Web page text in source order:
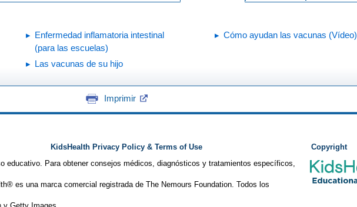
Enfermedad inflamatoria intestinal
(para las escuelas)
Las vacunas de su hijo
Cómo ayudan las vacunas (Vídeo)
Imprimir
KidsHealth Privacy Policy & Terms of Use
Copyright
educativo. Para obtener consejos médicos, diagnósticos y tratamientos específicos,
es una marca comercial registrada de The Nemours Foundation. Todos los